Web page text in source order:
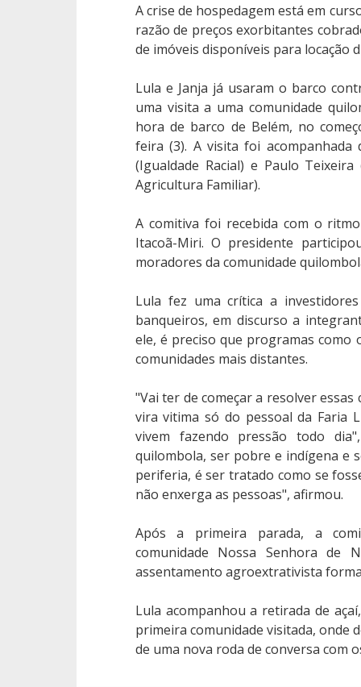
A crise de hospedagem está em
razão de preços exorbitantes
de imóveis disponíveis para locação
Lula e Janja já usaram o barco
uma visita a uma comunidade
hora de barco de Belém, no
feira (3). A visita foi acompanhada
(Igualdade Racial) e Paulo
Agricultura Familiar).
A comitiva foi recebida com o
Itacoã-Miri. O presidente
moradores da comunidade
Lula fez uma crítica a
banqueiros, em discurso a
ele, é preciso que programas como
comunidades mais distantes.
"Vai ter de começar a resolver
vira vitima só do pessoal da Faria
vivem fazendo pressão todo
quilombola, ser pobre e indígena e
periferia, é ser tratado como se
não enxerga as pessoas", afirmou.
Após a primeira parada, a
comunidade Nossa Senhora de
assentamento agroextrativista
Lula acompanhou a retirada de
primeira comunidade visitada,
de uma nova roda de conversa com